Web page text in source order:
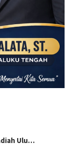
Ulu…